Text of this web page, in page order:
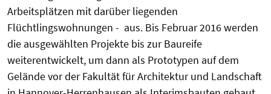
Arbeitsplätzen mit darüber liegenden
Flüchtlingswohnungen - aus. Bis Februar 2016 werden
die ausgewählten Projekte bis zur Baureife
weiterentwickelt, um dann als Prototypen auf dem
Gelände vor der Fakultät für Architektur und Landschaft